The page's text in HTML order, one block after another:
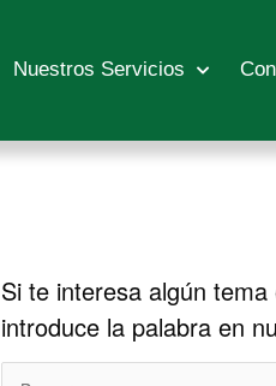
Nuestros Servicios
Si te interesa algún
introduce la palabra en
Historico